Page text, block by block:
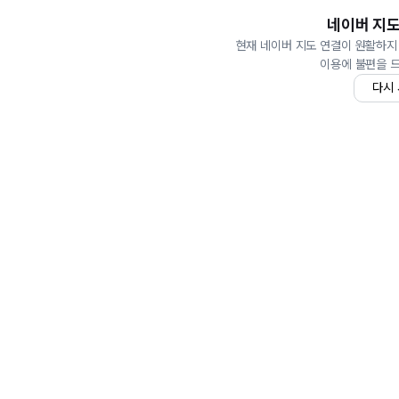
네이버 지
현재 네이버 지도 연결이 원활하
이용에 불편을
다시